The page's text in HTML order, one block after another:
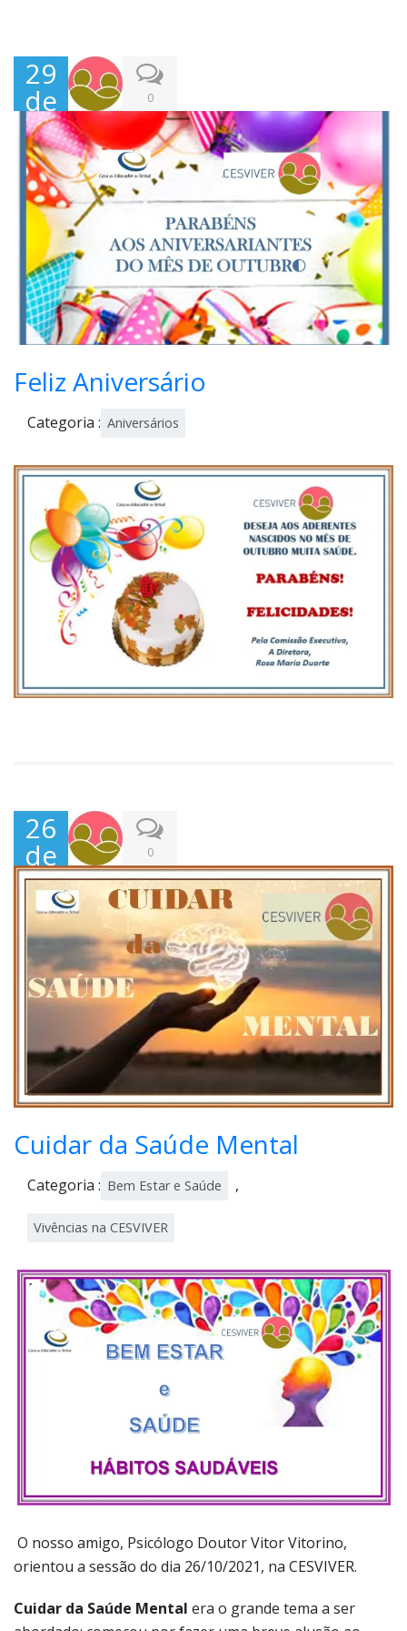
29
de
Out
ubr
o,
202
1
0
Feliz Aniversário
Categoria : Aniversários
26
de
Out
ubr
o,
202
1
0
Cuidar da Saúde Mental
Categoria : Bem Estar e Saúde ,
Vivências na CESVIVER
O nosso amigo, Psicólogo Doutor Vitor Vitorino,
orientou a sessão do dia 26/10/2021, na CESVIVER.
Cuidar da Saúde Mental era o grande tema a ser